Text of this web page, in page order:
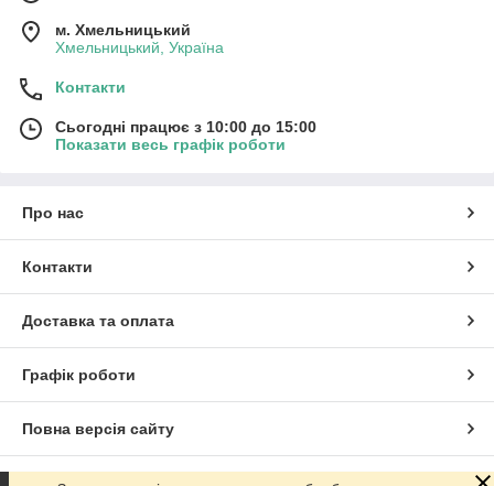
м. Хмельницький
Хмельницький, Україна
Контакти
Сьогодні працює з 10:00 до 15:00
Показати весь графік роботи
Про нас
Контакти
Доставка та оплата
Графік роботи
Повна версія сайту